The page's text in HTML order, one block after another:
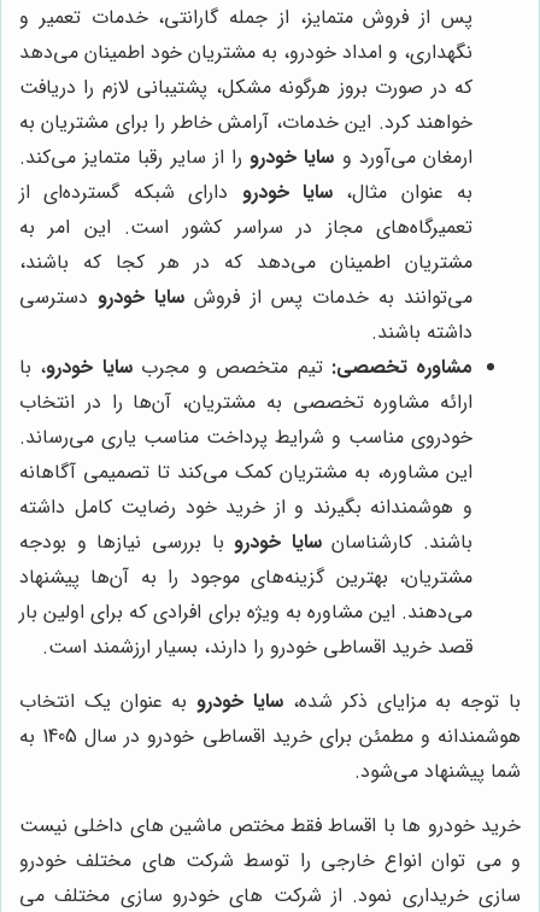
پس از فروش متمایز، از جمله گارانتی، خدمات تعمیر و
نگهداری، و امداد خودرو، به مشتریان خود اطمینان می‌دهد
که در صورت بروز هرگونه مشکل، پشتیبانی لازم را دریافت
خواهند کرد. این خدمات، آرامش خاطر را برای مشتریان به
ارمغان می‌آورد و سایا خودرو را از سایر رقبا متمایز می‌کند.
به عنوان مثال،سایا خودرو دارای شبکه گسترده‌ای از
تعمیرگاه‌های مجاز در سراسر کشور است. این امر به
مشتریان اطمینان می‌دهد که در هر کجا که باشند،
می‌توانند به خدمات پس از فروش سایا خودرو دسترسی
داشته باشند.
مشاوره تخصصی: تیم متخصص و مجربسایا خودرو، با
ارائه مشاوره تخصصی به مشتریان، آن‌ها را در انتخاب
خودروی مناسب و شرایط پرداخت مناسب یاری می‌رساند.
این مشاوره، به مشتریان کمک می‌کند تا تصمیمی آگاهانه
و هوشمندانه بگیرند و از خرید خود رضایت کامل داشته
باشند. کارشناسانسایا خودرو با بررسی نیازها و بودجه
مشتریان، بهترین گزینه‌های موجود را به آن‌ها پیشنهاد
می‌دهند. این مشاوره به ویژه برای افرادی که برای اولین بار
قصد خرید اقساطی خودرو را دارند، بسیار ارزشمند است.
با توجه به مزایای ذکر شده، سایا خودرو به عنوان یک انتخاب
هوشمندانه و مطمئن برای خرید اقساطی خودرو در سال 1405 به
شما پیشنهاد می‌شود.
خرید خودرو ها با اقساط فقط مختص ماشین های داخلی نیست
و می توان انواع خارجی را توسط شرکت های مختلف خودرو
سازی خریداری نمود. از شرکت های خودرو سازی مختلف می